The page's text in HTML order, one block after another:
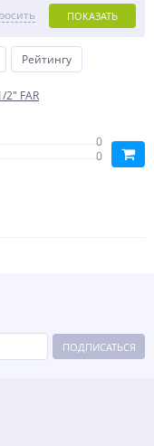
ПОКАЗАТЬ
Рейтингу
2" FAR
0
0
ПОДПИСАТЬСЯ